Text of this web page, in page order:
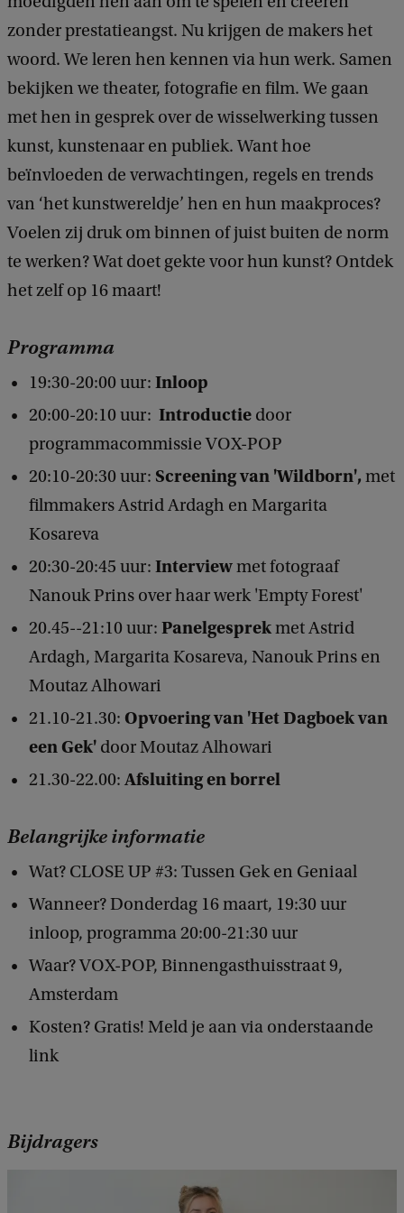
P
#
3
:
T
u
s
s
e
n
G
k
e
n
e
a
zonder prestatieangst. Nu krijgen de makers het
woord. We leren hen kennen via hun werk. Samen
bekijken we theater, fotografie en film. We gaan
met hen in gesprek over de wisselwerking tussen
kunst, kunstenaar en publiek. Want hoe
beïnvloeden de verwachtingen, regels en trends
van ‘het kunstwereldje’ hen en hun maakproces?
Voelen zij druk om binnen of juist buiten de norm
te werken? Wat doet gekte voor hun kunst? Ontdek
het zelf op 16 maart!
Programma
19:30-20:00 uur: Inloop
20:00-20:10 uur: Introductie door
programmacommissie VOX-POP
20:10-20:30 uur: Screeningvan 'Wildborn', met
filmmakers Astrid Ardagh en Margarita
Kosareva
20:30-20:45 uur: Interviewmet fotograaf
Nanouk Prins over haar werk 'Empty Forest'
20.45--21:10 uur: Panelgesprekmet Astrid
Ardagh, Margarita Kosareva, Nanouk Prins en
Moutaz Alhowari
21.10-21.30: Opvoering van 'Het Dagboek van
een Gek' door Moutaz Alhowari
21.30-22.00: Afsluiting en borrel
Belangrijke informatie
Wat? CLOSE UP #3: Tussen Gek en Geniaal
Wanneer? Donderdag 16 maart, 19:30 uur
inloop, programma 20:00-21:30 uur
Waar? VOX-POP, Binnengasthuisstraat 9,
Amsterdam
Kosten? Gratis! Meld je aan via onderstaande
link
Bijdragers